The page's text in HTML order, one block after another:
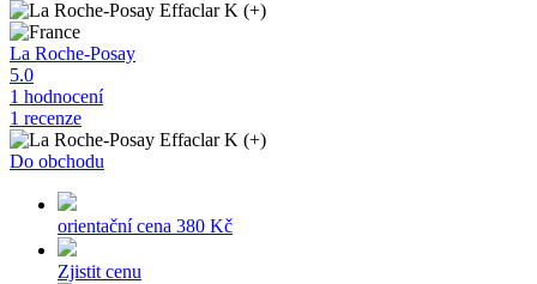
La Roche-Posay
5.0
1 hodnocení
1 recenze
Do obchodu
orientační cena 380 Kč
Zjistit cenu